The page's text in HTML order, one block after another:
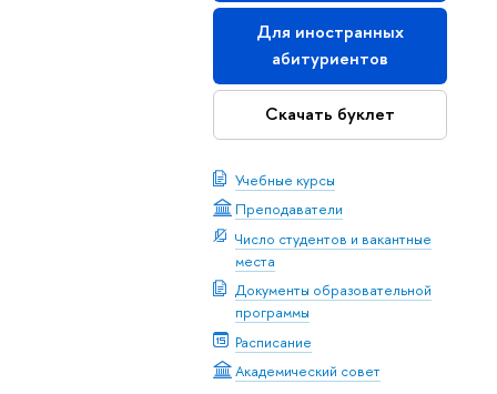
Для иностранных
абитуриентов
Скачать буклет
Учебные курсы
Преподаватели
Число студентов и вакантные
места
Документы образовательной
программы
Расписание
Академический совет